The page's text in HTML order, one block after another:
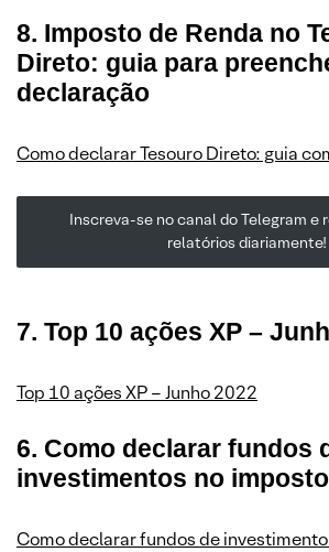
8. Imposto de Renda no
Direto: guia para
declaração
Como declarar Tesouro Direto: guia
Inscreva-se no canal do Telegram e
relatórios diariamente!
7. Top 10 ações XP –
Top 10 ações XP – Junho 2022
6. Como declarar fundos
investimentos no
Como declarar fundos de